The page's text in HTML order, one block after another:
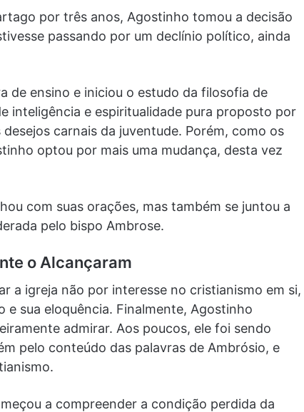
por três anos, Agostinho tomou a decisão
passando por um declínio político, ainda
de ensino e iniciou o estudo da filosofia de
inteligência e espiritualidade pura proposto por
carnais da juventude. Porém, como os
optou por mais uma mudança, desta vez
com suas orações, mas também se juntou a
pelo bispo Ambrose.
o Alcançaram
a igreja não por interesse no cristianismo em si,
e sua eloquência. Finalmente, Agostinho
admirar. Aos poucos, ele foi sendo
pelo conteúdo das palavras de Ambrósio, e
a compreender a condição perdida da